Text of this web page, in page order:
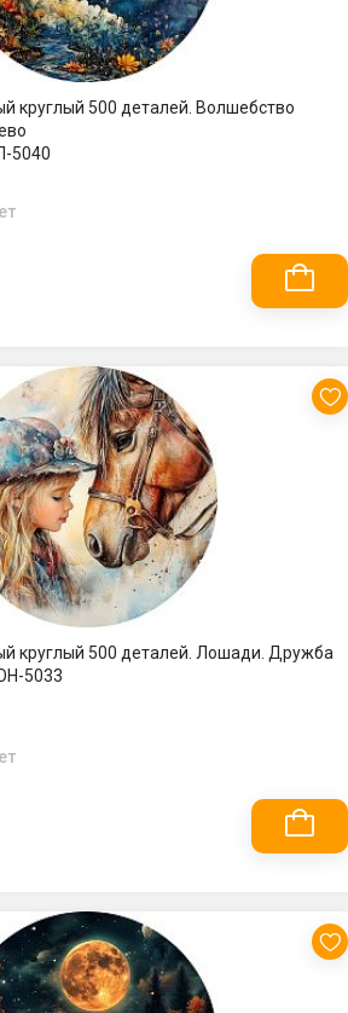
круглый 500 деталей. Волшебство
5040
круглый 500 деталей. Лошади. Дружба
5033